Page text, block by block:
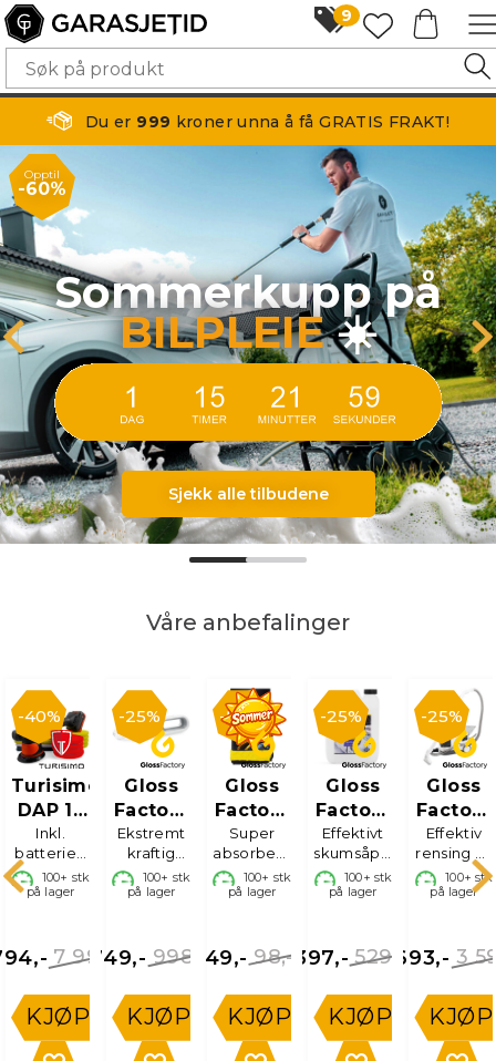
9
Du er 999 kroner unna å få GRATIS FRAKT!
Opptil
-60%
Sommerkupp på
BILPLEIE☀️
Sjekk alle tilbudene
Våre anbefalinger
40%
Turisimo
DAP 15
X
Starter
Kit
Inkl.
batterier,
lader,
puter og
100+ stk
på lager
7 990,-
KJØP
25%
Gloss
Factory
Håndstøvsuger
Ekstremt
kraftig
mini
støvsuger
100+ stk
på lager
998,-
749,-
KJØP
50%
Gloss
Factory
Tørkehåndkle
Super
absorberende,
60x85cm
100+ stk
på lager
98,-
49,-
KJØP
25%
Gloss
Factory
Suds
Heaven
Effektivt
skumsåpe,
4L
100+ stk
på lager
529,-
397,-
KJØP
25%
Gloss
Factory
Effektiv
rensing av
bil, båt og
hjem
100+ stk
på lager
3
2 693,-
KJØP